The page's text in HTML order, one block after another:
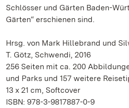
Schlösser und Gärten Baden-
Gärten“ erschienen sind.
Hrsg. von Mark Hillebrand und
T. Götz, Schwendi, 2016
256 Seiten mit ca. 200
und Parks und 157 weitere
13 x 21 cm, Softcover
ISBN: 978-3-9817887-0-9